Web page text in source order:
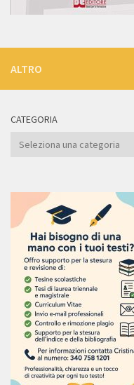
ALTRO
CATEGORIA
Categoria